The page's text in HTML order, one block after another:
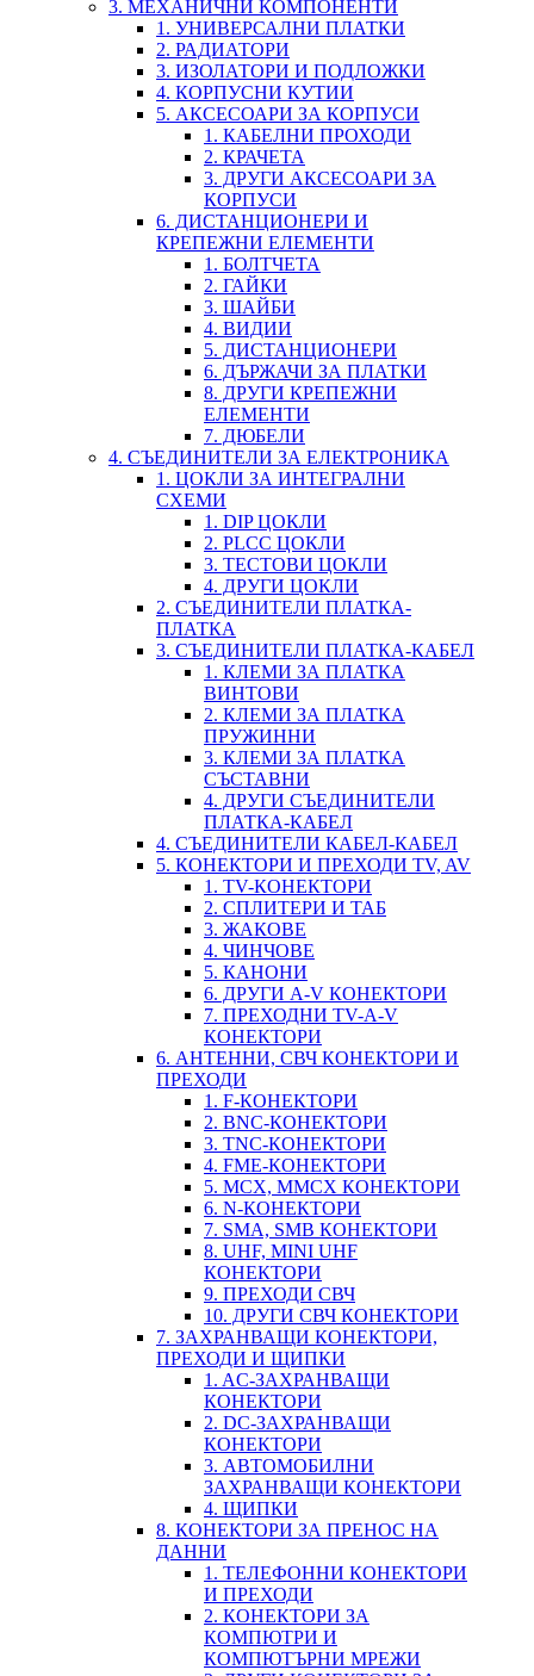
3. МЕХАНИЧНИ КОМПОНЕНТИ
1. УНИВЕРСАЛНИ ПЛАТКИ
2. РАДИАТОРИ
3. ИЗОЛАТОРИ И ПОДЛОЖКИ
4. КОРПУСНИ КУТИИ
5. АКСЕСОАРИ ЗА КОРПУСИ
1. КАБЕЛНИ ПРОХОДИ
2. КРАЧЕТА
3. ДРУГИ АКСЕСОАРИ ЗА
КОРПУСИ
6. ДИСТАНЦИОНЕРИ И
КРЕПЕЖНИ ЕЛЕМЕНТИ
1. БОЛТЧЕТА
2. ГАЙКИ
3. ШАЙБИ
4. ВИДИИ
5. ДИСТАНЦИОНЕРИ
6. ДЪРЖАЧИ ЗА ПЛАТКИ
8. ДРУГИ КРЕПЕЖНИ
ЕЛЕМЕНТИ
7. ДЮБЕЛИ
4. СЪЕДИНИТЕЛИ ЗА ЕЛЕКТРОНИКА
1. ЦОКЛИ ЗА ИНТЕГРАЛНИ
СХЕМИ
1. DIP ЦОКЛИ
2. PLCC ЦОКЛИ
3. ТЕСТОВИ ЦОКЛИ
4. ДРУГИ ЦОКЛИ
2. СЪЕДИНИТЕЛИ ПЛАТКА-
ПЛАТКА
3. СЪЕДИНИТЕЛИ ПЛАТКА-КАБЕЛ
1. КЛЕМИ ЗА ПЛАТКА
ВИНТОВИ
2. КЛЕМИ ЗА ПЛАТКА
ПРУЖИННИ
3. КЛЕМИ ЗА ПЛАТКА
СЪСТАВНИ
4. ДРУГИ СЪЕДИНИТЕЛИ
ПЛАТКА-КАБЕЛ
4. СЪЕДИНИТЕЛИ КАБЕЛ-КАБЕЛ
5. КОНЕКТОРИ И ПРЕХОДИ TV, AV
1. TV-КОНЕКТОРИ
2. СПЛИТЕРИ И ТАБ
3. ЖАКОВЕ
4. ЧИНЧОВЕ
5. КАНОНИ
6. ДРУГИ A-V КОНЕКТОРИ
7. ПРЕХОДНИ TV-A-V
КОНЕКТОРИ
6. АНТЕННИ, СВЧ КОНЕКТОРИ И
ПРЕХОДИ
1. F-КОНЕКТОРИ
2. BNC-КОНЕКТОРИ
3. TNC-КОНЕКТОРИ
4. FME-КОНЕКТОРИ
5. MCX, MMCX КОНЕКТОРИ
6. N-КОНЕКТОРИ
7. SMA, SMB КОНЕКТОРИ
8. UHF, MINI UHF
КОНЕКТОРИ
9. ПРЕХОДИ СВЧ
10. ДРУГИ СВЧ КОНЕКТОРИ
7. ЗАХРАНВАЩИ КОНЕКТОРИ,
ПРЕХОДИ И ЩИПКИ
1. AC-ЗАХРАНВАЩИ
КОНЕКТОРИ
2. DC-ЗАХРАНВАЩИ
КОНЕКТОРИ
3. АВТОМОБИЛНИ
ЗАХРАНВАЩИ КОНЕКТОРИ
4. ЩИПКИ
8. КОНЕКТОРИ ЗА ПРЕНОС НА
ДАННИ
1. ТЕЛЕФОННИ КОНЕКТОРИ
И ПРЕХОДИ
2. КОНЕКТОРИ ЗА
КОМПЮТРИ И
КОМПЮТЪРНИ МРЕЖИ